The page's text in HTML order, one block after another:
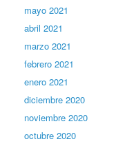
mayo 2021
abril 2021
marzo 2021
febrero 2021
enero 2021
diciembre 2020
noviembre 2020
octubre 2020